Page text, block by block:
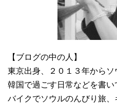
【ブログの中の人】
東京出身、２０１３年からソ
韓国で過ごす日常などを書い
バイクでソウルのんびり旅、